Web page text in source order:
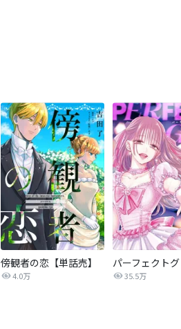
傍観者の恋【単話売】
4.0万 35.5万